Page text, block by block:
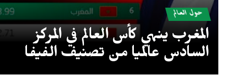
حول العالم
المغرب ينهي كأس العالم في المركز
السادس عالميا من تصنيف الفيفا